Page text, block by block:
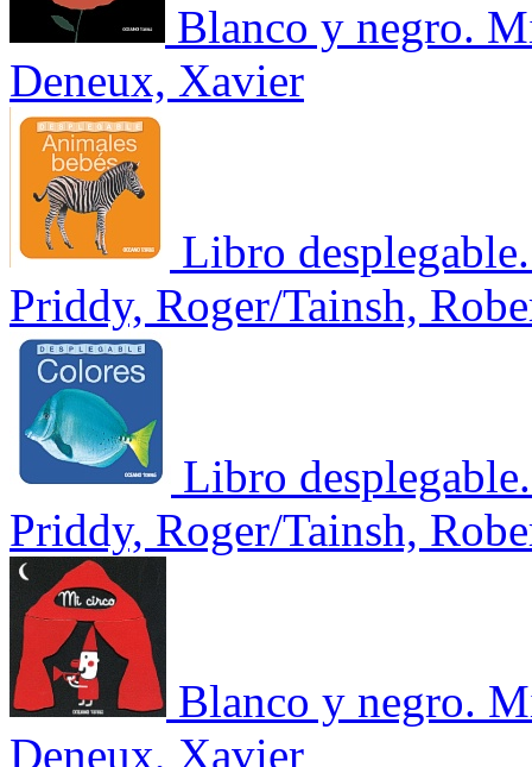
Blanco y negro.
Deneux, Xavier
Libro
Priddy, Roger/Tainsh,
Libro
Priddy, Roger/Tainsh,
Blanco y negro.
Deneux, Xavier